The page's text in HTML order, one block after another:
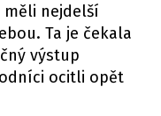
nejdelší
Ta je čekala
výstup
ocitli opět